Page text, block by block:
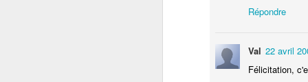
Répondre
Val 22 avril
Félicitation,